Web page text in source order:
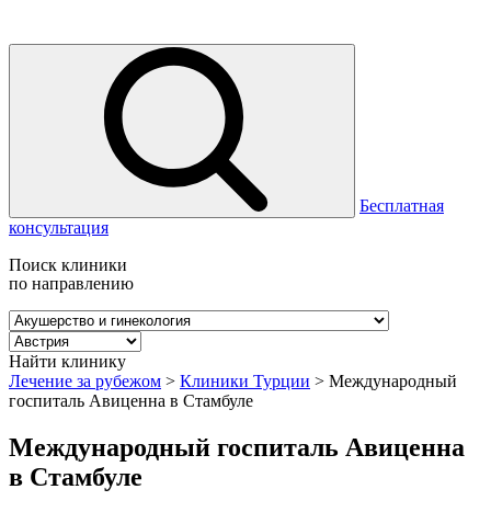
Бесплатная
консультация
Поиск клиники
по направлению
Найти клинику
Лечение за рубежом > Клиники Турции > Международный
госпиталь Авиценна в Стамбуле
Международный госпиталь Авиценна
в Стамбуле